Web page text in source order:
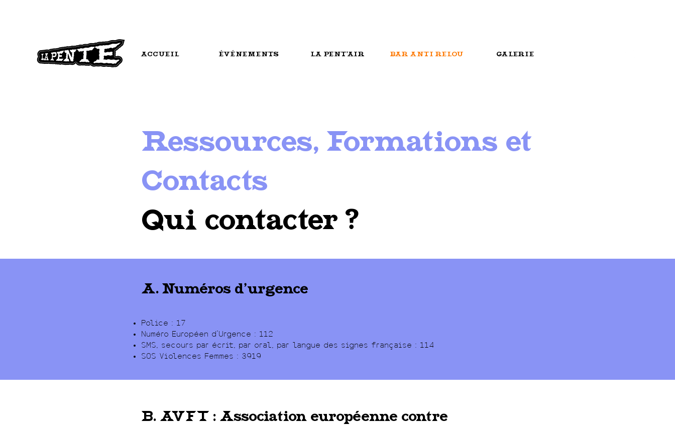
ACCUEIL ÉVÉNEMENTS LA PENT'AIR BAR ANTI RELOU GALERIE
Ressources, Formations et
Contacts
Qui contacter ?
A. Numéros d’urgence
Police : 17
Numéro Européen d'Urgence : 112
SMS, secours par écrit, par oral, par langue des signes française : 114
SOS Violences Femmes : 3919
B. AVFT : Association européenne contre